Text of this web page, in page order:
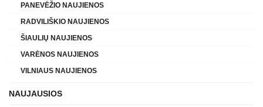
PANEVĖŽIO NAUJIENOS
RADVILIŠKIO NAUJIENOS
ŠIAULIŲ NAUJIENOS
VARĖNOS NAUJIENOS
VILNIAUS NAUJIENOS
NAUJAUSIOS